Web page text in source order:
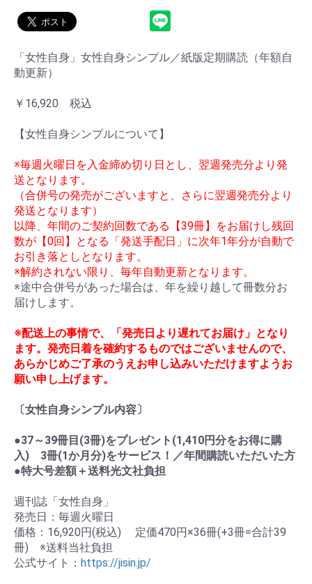
「女性自身」女性自身シンプル／紙版定期購読（年額自
動更新）
￥16,920 税込
【女性自身シンプルについて】
※毎週火曜日を入金締め切り日とし、翌週発売分より発
送となります。
（合併号の発売がございますと、さらに翌週発売分より
発送となります）
以降、年間のご契約回数である【39冊】をお届けし残回
数が【0回】となる「発送手配日」に次年1年分が自動で
お引き落としとなります。
※解約されない限り、毎年自動更新となります。
※途中合併号があった場合は、年を繰り越して冊数分お
届けします。
※配送上の事情で、「発売日より遅れてお届け」となり
ます。発売日着を確約するものではございませんので、
あらかじめご了承のうえお申し込みいただけますようお
願い申し上げます。
〔女性自身シンプル内容〕
●37～39冊目(3冊)をプレゼント(1,410円分をお得に購
入) 3冊(1か月分)をサービス！／年間購読いただいた方
●特大号差額＋送料光文社負担
週刊誌「女性自身」
発売日：毎週火曜日
価格：16,920円(税込) 定価470円×36冊(+3冊=合計39
冊) ※送料当社負担
公式サイト： https://jisin.jp/